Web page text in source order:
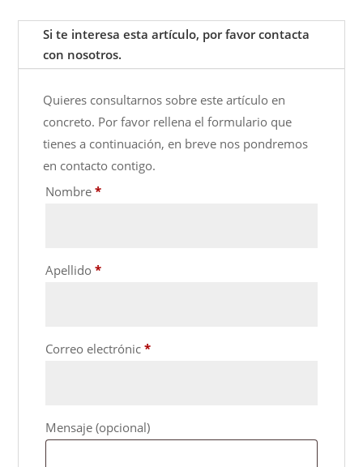
Si te interesa esta artículo, por favor contacta
con nosotros.
Quieres consultarnos sobre este artículo en
concreto. Por favor rellena el formulario que
tienes a continuación, en breve nos pondremos
en contacto contigo.
Nombre*
Apellido*
Correo electrónic*
Mensaje(opcional)